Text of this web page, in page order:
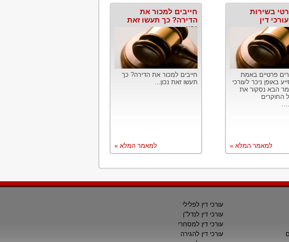
בשירות
דין
פרטיים באמת
באופן ניכר לעורכי
הבא נסקור את
החוקרים
למאמר המלא »
חייבים למכור את
הדירה? כך תעשו זאת
נכון
חייבים למכור את הדירה? כך
תעשו זאת נכון...
למאמר המלא »
עורכי דין לפלילי
עורכי דין לנדל"ן
עורכי דין למסחרי
עורכי דין להגירה